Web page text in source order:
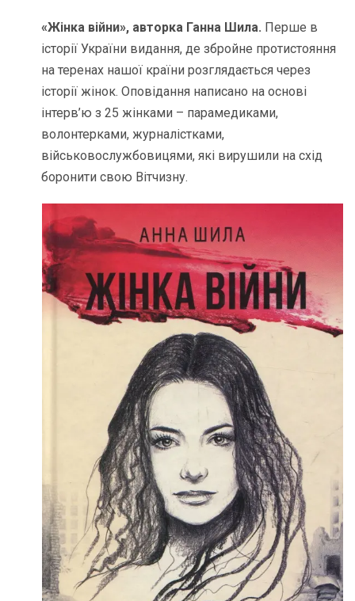
«Жінка війни», авторка Ганна Шила. Перше в
історії України видання, де збройне протистояння
на теренах нашої країни розглядається через
історії жінок. Оповідання написано на основі
інтерв’ю з 25 жінками – парамедиками,
волонтерками, журналістками,
військовослужбовицями, які вирушили на схід
боронити свою Вітчизну.